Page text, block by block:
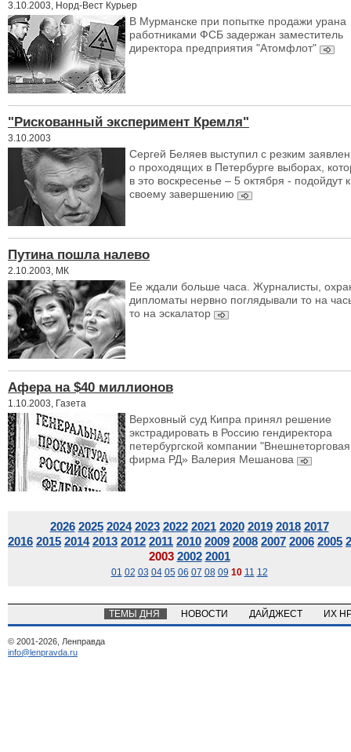
3.10.2003, Норд-Вест Курьер
В Мурманске при попытке продажи урана
работниками ФСБ задержан заместитель
директора предприятия "Атомфлот"
"Рискованный эксперимент Кремля"
3.10.2003
Сергей Беляев выступил с резким
о проходящих в Петербурге выборах,
в это воскресенье – 5 октября - подойдут к
своему завершению
Путина пошла налево
2.10.2003, МК
Ее ждали больше часа. Журналисты,
дипломаты нервно поглядывали то на
то на эскалатор
Афера на $40 миллионов
1.10.2003, Газета
Верховный суд Кипра принял решение
экстрадировать в Россию гендиректора
петербургской компании "Внешнеторговая
фирма РД» Валерия Мешанова
2026 2025 2024 2023 2022 2021 2020 2019 2018 2017
2016 2015 2014 2013 2012 2011 2010 2009 2008 2007 2006 2005
2003 2002 2001
01 02 03 04 05 06 07 08 09 10 11 12
ТЕМЫ ДНЯ НОВОСТИ ДАЙДЖЕСТ ИХ
© 2001-2026, Ленправда
info@lenpravda.ru